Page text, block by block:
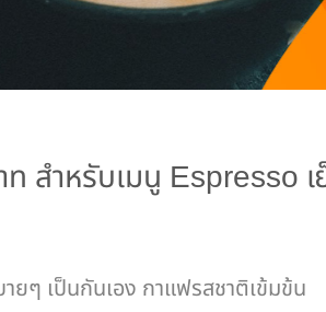
สำหรับเมนู Espresso เ
ยๆ เป็นกันเอง กาแฟรสชาติเข้มข้น